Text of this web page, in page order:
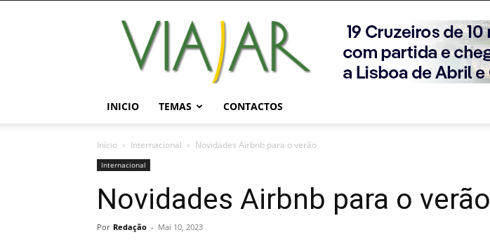
Viajar
Magazine
Online
INICIO TEMAS CONTACTOS
Início Internacional Novidades Airbnb para o verão
Internacional
Novidades Airbnb para o verão
Por Redação - Mai 10, 2023